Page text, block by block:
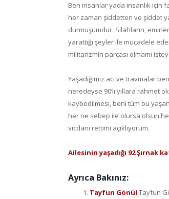
Ben insanlar yada insanlık için
her zaman şiddetten ve şiddet
durmuşumdur. Silahların,
yarattığı şeyler ile mücadele
militarizmin parçası olmamı
Yaşadığımız acı ve travmalar
neredeyse 90’lı yıllara rahmet
kaybedilmesi, beni tüm bu
her ne sebep ile olursa olsun
vicdani rettimi açıklıyorum.
Ailesinin yaşadığı 92 Şırnak
Ayrıca Bakınız:
Tayfun Gönül Tayfun